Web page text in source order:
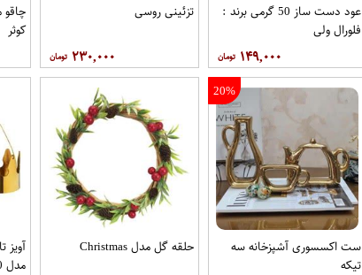
عود دست ساز 50 گرمی برند :
فلورال ولی
۱۴۹,۰۰۰
تزئینی روسی
۲۳۰,۰۰۰
چاقو
کوثر
20%
ست اکسسوری آشپزخانه سه
تیکه
حلقه گل مدل Christmas
مدل H140 بسته 3 عددی